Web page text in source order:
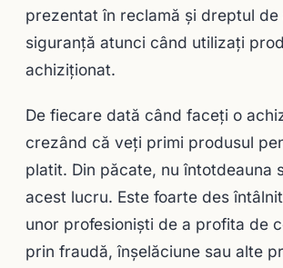
prezentat în reclamă și dreptul de
siguranță atunci când utilizaţi
achiziţionat.
De fiecare dată când faceţi o
crezând că veţi primi produsul
platit. Din păcate, nu întotdeauna
acest lucru. Este foarte des
unor profesionişti de a profita de
prin fraudă, înșelăciune sau alte